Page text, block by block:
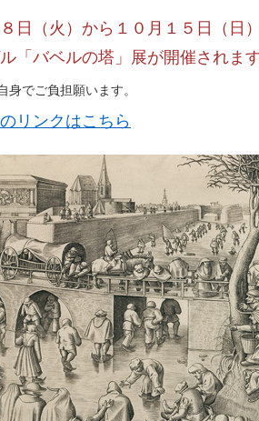
日（火）から１０月１５日（日
「バベルの塔」展が開催されま
でご負担願います。
リンクはこちら